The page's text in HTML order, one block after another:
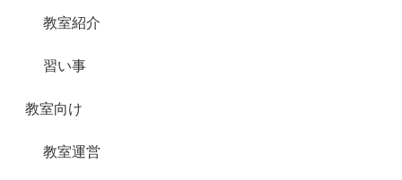
教室紹介
習い事
教室向け
教室運営